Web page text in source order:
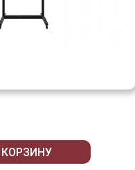
КОРЗИНУ